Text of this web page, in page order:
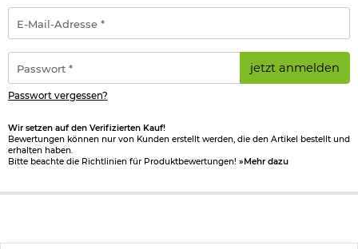
Mail-
Adresse
*
jetzt anmelden
Passwort vergessen?
Wir setzen auf den Verifizierten Kauf!
Bewertungen können nur von Kunden erstellt werden, die den Artikel bestellt und
erhalten haben.
Bitte beachte die Richtlinien für Produktbewertungen! »Mehr dazu